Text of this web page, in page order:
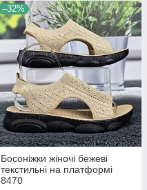
–32%
Босоніжки жіночі бежеві
текстильні на платформі
8470